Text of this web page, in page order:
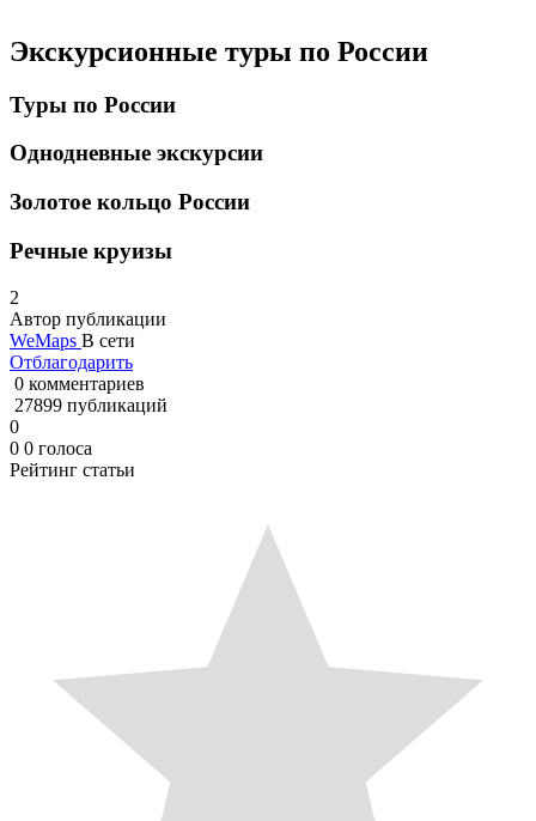
Экскурсионные туры по России
Туры по России
Однодневные экскурсии
Золотое кольцо России
Речные круизы
2
Автор публикации
WeMaps В сети
Отблагодарить
0 комментариев
27899 публикаций
0
0 0 голоса
Рейтинг статьи